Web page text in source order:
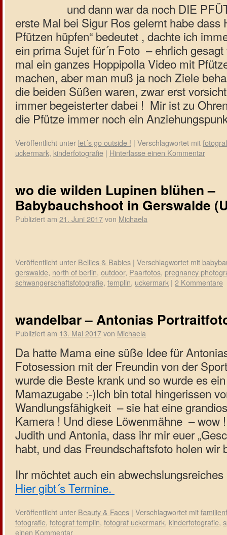
und dann war da noch DIE
erste Mal bei Sigur Ros gelernt habe dass
Pfützen hüpfen“ bedeutet , dachte ich
ein prima Sujet für´n Foto – ehrlich
mal ein ganzes Hoppipolla Video mit
machen, aber man muß ja noch Ziele
die beiden Süßen waren, zwar erst
immer begeisterter dabei ! Mir ist zu
die Pfütze immer noch ein
Veröffentlicht unter let´s go outside ! | Verschlagwortet mit
uckermark, kinderfotografie | Hinterlasse einen Kommentar
wo die wilden Lupinen blühen –
Babybauchshoot in Gerswalde
Publiziert am 21. Juni 2017von Michaela
Veröffentlicht unter Bellies & Babies | Verschlagwortet mit
gerswalde, north of berlin, outdoor, Paarfotos, pregnancy
schwangerschaftsfotografie, templin, uckermark | 2 Kommentare
wandelbar – Antonias
Publiziert am 13. Mai 2017von Michaela
Da hatte Mama eine süße Idee für
Fotosession mit der Freundin von der
wurde die Beste krank und so wurde es
Mamazugabe :-)Ich bin total hingerissen
Wandlungsfähigkeit – sie hat eine
Kamera ! Und diese Löwenmähne – wow !
Judith und Antonia, dass ihr mir euer
habt, und das Freundschaftsfoto holen wir
Ihr möchtet auch ein
Hier gibt´s Termine.
Veröffentlicht unter Beauty & Faces | Verschlagwortet mit
fotografie, fotograf templin, fotograf uckermark, kinderfotografie,
einen Kommentar